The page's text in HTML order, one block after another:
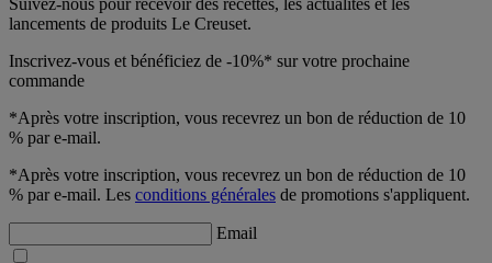
lancements de produits Le Creuset.
Inscrivez-vous et bénéficiez de -10%* sur votre prochaine
commande
*Après votre inscription, vous recevrez un bon de réduction de 10
% par e-mail.
*Après votre inscription, vous recevrez un bon de réduction de 10
% par e-mail. Les conditions générales de promotions s'appliquent.
Email